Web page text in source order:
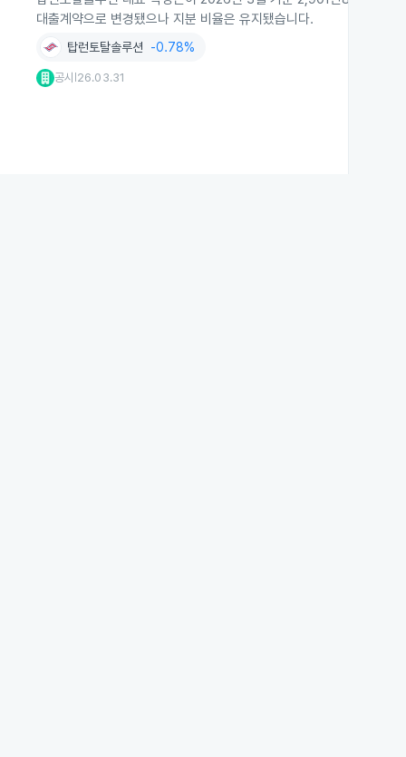
대출계약으로 변경됐으나 지분 비율은 유지됐습니다.
탑런토탈솔루션 -0.78%
공시 26.03.31